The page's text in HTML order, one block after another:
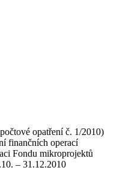
opatření č. 1/2010)
finančních operací
Fondu mikroprojektů
– 31.12.2010